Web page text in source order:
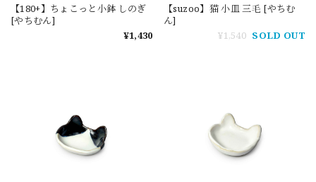
【180+】ちょこっと小鉢 しのぎ
[やちむん]
¥1,430
【suzoo】猫 小皿 三毛 [やちむ
ん]
¥1,540 SOLD OUT